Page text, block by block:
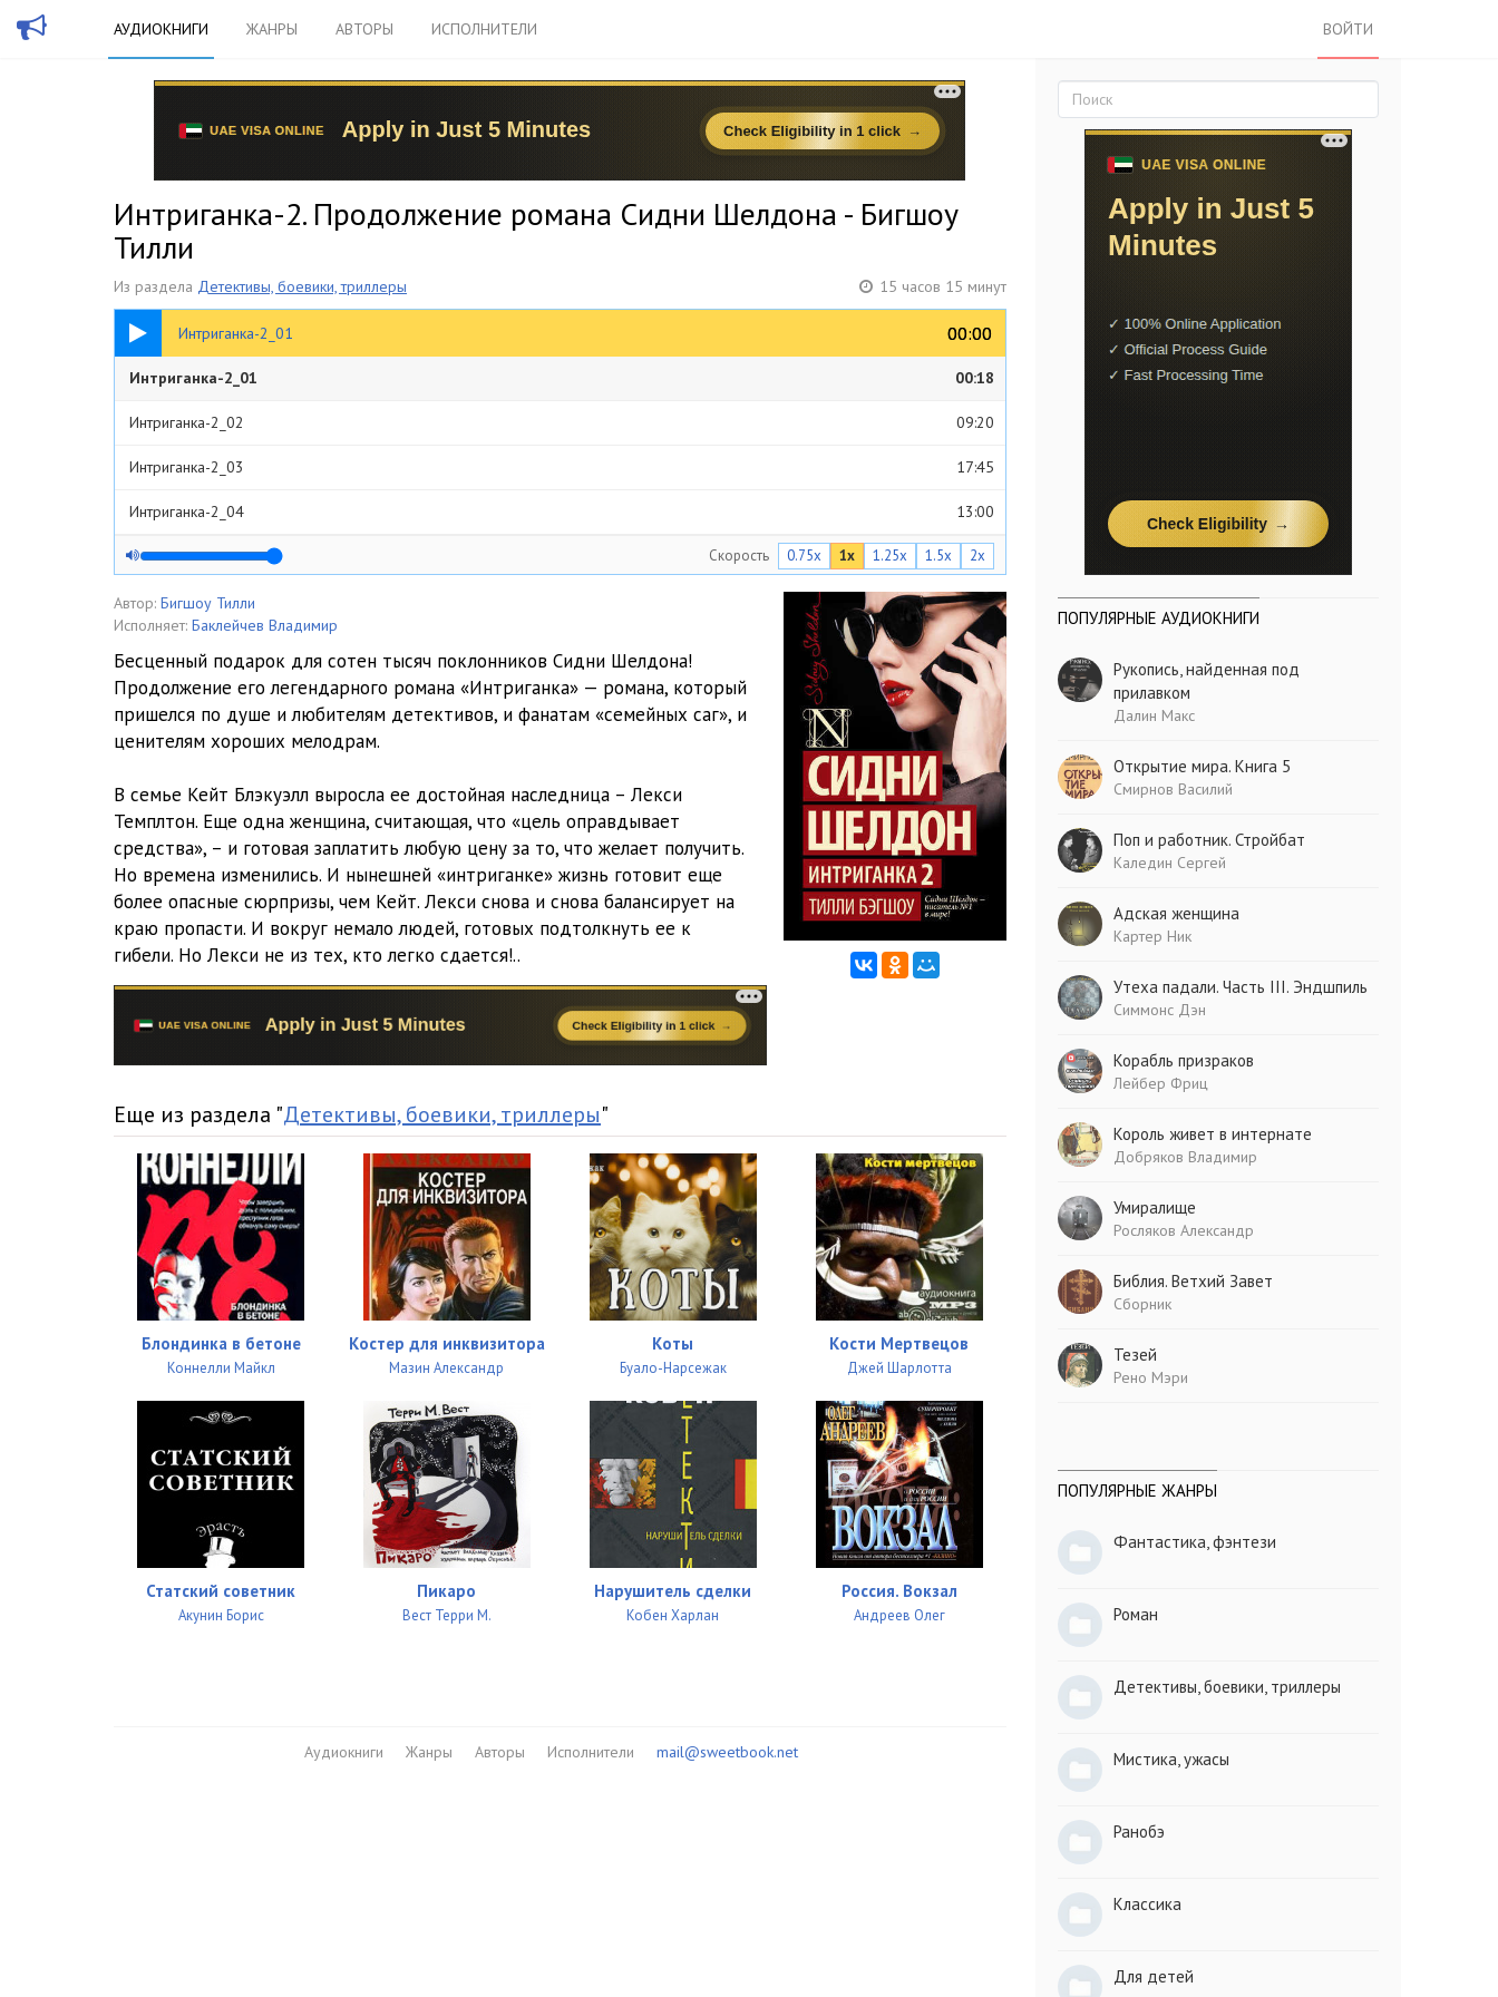
АУДИОКНИГИ ЖАНРЫ АВТОРЫ ИСПОЛНИТЕЛИ ВОЙТИ
Интриганка-2. Продолжение романа Сидни Шелдона - Бигшоу
Тилли
Из раздела Детективы, боевики, триллеры 15 часов 15 минут
Интриганка-2_01 00:00
00:00
00:18
Интриганка-2_01 00:18
Интриганка-2_02 09:20
Интриганка-2_03 17:45
Интриганка-2_04 13:00
Интриганка-2_05 12:52
Интриганка-2_06 12:18
12:31
Интриганка-2_08 12:54
Интриганка-2_09 13:16
13:05
Интриганка-2_11 13:08
Интриганка-2_12
Интриганка-2_13 13:34
Интриганка-2_14
Интриганка-2_18 11:40
Интриганка-2_19 10:48
Интриганка-2_20 09:52
Интриганка-2_21 15:48
Интриганка-2_22 15:59
Интриганка-2_23
Интриганка-2_24 17:16
Интриганка-2_25
Интриганка-2_26 14:16
Интриганка-2_27
Интриганка-2_28
Интриганка-2_29
Скорость 0.75x 1x 1.25x 1.5x 2x
Автор: Бигшоу Тилли
Исполняет: Баклейчев Владимир
Бесценный подарок для сотен тысяч поклонников Сидни Шелдона!
Продолжение его легендарного романа «Интриганка» — романа, который
пришелся по душе и любителям детективов, и фанатам «семейных саг», и
ценителям хороших мелодрам.
В семье Кейт Блэкуэлл выросла ее достойная наследница – Лекси
Темплтон. Еще одна женщина, считающая, что «цель оправдывает
средства», – и готовая заплатить любую цену за то, что желает получить.
Но времена изменились. И нынешней «интриганке» жизнь готовит еще
более опасные сюрпризы, чем Кейт. Лекси снова и снова балансирует на
краю пропасти. И вокруг немало людей, готовых подтолкнуть ее к
гибели. Но Лекси не из тех, кто легко сдается!..
Еще из раздела "Детективы, боевики, триллеры"
Блондинка в бетоне
Коннелли Майкл
Костер для инквизитора
Мазин Александр
Коты
Буало-Нарсежак
Кости Мертвецов
Джей Шарлотта
Статский советник
Акунин Борис
Пикаро
Вест Терри М.
Нарушитель сделки
Кобен Харлан
Россия. Вокзал
Андреев Олег
Аудиокниги Жанры Авторы Исполнители mail@sweetbook.net
ПОПУЛЯРНЫЕ АУДИОКНИГИ
Рукопись, найденная под
прилавком
Далин Макс
Открытие мира. Книга 5
Смирнов Василий
Поп и работник. Стройбат
Каледин Сергей
Адская женщина
Картер Ник
Утеха падали. Часть III. Эндшпиль
Симмонс Дэн
Корабль призраков
Лейбер Фриц
Король живет в интернате
Добряков Владимир
Умиралище
Росляков Александр
Библия. Ветхий Завет
Сборник
Тезей
Рено Мэри
ПОПУЛЯРНЫЕ ЖАНРЫ
Фантастика, фэнтези
Роман
Детективы, боевики, триллеры
Мистика, ужасы
Ранобэ
Классика
Для детей